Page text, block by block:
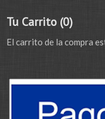
Tu Carrito (0)
El carrito de la compra